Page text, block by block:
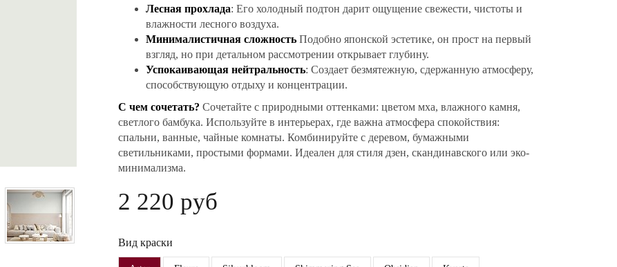
Лесная прохлада: Его холодный подтон дарит ощущение свежести, чистоты и
влажности лесного воздуха.
Минималистичная сложность Подобно японской эстетике, он прост на первый
взгляд, но при детальном рассмотрении открывает глубину.
Успокаивающая нейтральность: Создает безмятежную, сдержанную атмосферу,
способствующую отдыху и концентрации.
С чем сочетать? Сочетайте с природными оттенками: цветом мха, влажного камня,
светлого бамбука. Используйте в интерьерах, где важна атмосфера спокойствия:
спальни, ванные, чайные комнаты. Комбинируйте с деревом, бумажными
светильниками, простыми формами. Идеален для стиля дзен, скандинавского или эко-
минимализма.
2 220 руб
Вид краски